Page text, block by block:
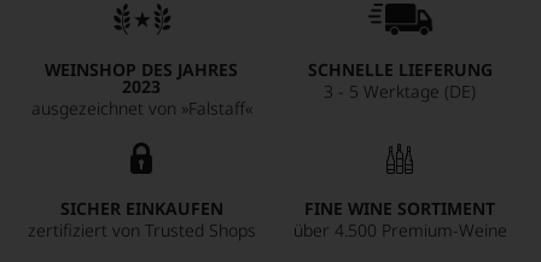
WEINSHOP DES JAHRES
2023
ausgezeichnet von »Falstaff«
SCHNELLE LIEFERUNG
3 - 5 Werktage (DE)
SICHER EINKAUFEN
zertifiziert von Trusted Shops
FINE WINE SORTIMENT
über 4.500 Premium-Weine